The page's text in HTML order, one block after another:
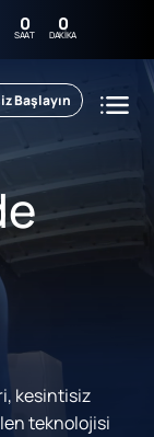
0
SAAT 0
DAKIKA
Başlayın
kesintisiz
teknolojisi